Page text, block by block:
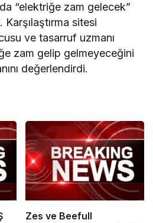
“elektriğe zam gelecek”
Karşılaştırma sitesi
ve tasarruf uzmanı
zam gelip gelmeyeceğini
değerlendirdi.
Zes ve Beefull